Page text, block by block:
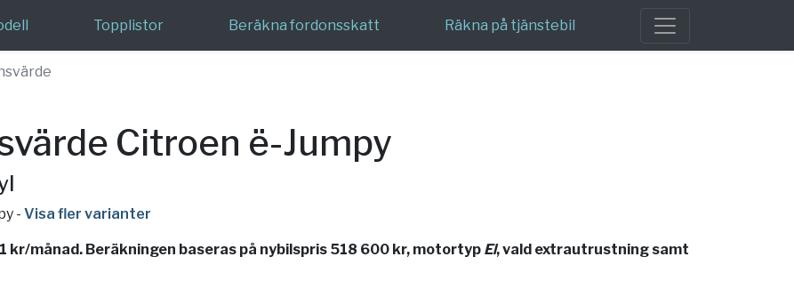
Topplistor Beräkna fordonsskatt Räkna på tjänstebil
Citroen ë-Jumpy
- Visa fler varianter
kr/månad. Beräkningen baseras på nybilspris 518 600 kr, motortyp El, vald extrautrustning samt